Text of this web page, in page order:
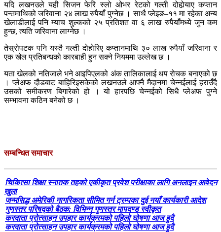
यदि लखनउले यही सिजन फेरि स्लो ओभर रेटको गल्ती दोहोर्‍याए कप्तान
पन्तमाथिको जरिवाना २४ लाख रुपैयाँ पुग्नेछ । साथै प्लेइङ–११ मा रहेका अन्य
खेलाडीलाई पनि म्याच शुल्कको २५ प्रतिशत वा ६ लाख रुपैयाँमध्ये जुन कम
हुन्छ, त्यति जरिवाना लाग्नेछ ।
तेस्रोपटक पनि यस्तै गल्ती दोहोरिए कप्तानमाथि ३० लाख रुपैयाँ जरिवाना र
एक खेल प्रतिबन्धको कारबाही हुन सक्ने नियममा उल्लेख छ ।
यता खेलको नतिजाले भने आइपिएलको अंक तालिकालाई थप रोचक बनाएको छ
। प्लेअफ दौडबाट बाहिरिइसकेको लखनउले आफ्नै मैदानमा चेन्नईलाई हराउँदै
उसको समीकरण बिगारेको हो । यो हारपछि चेन्नईको सिधै प्लेअफ पुग्ने
सम्भावना कठिन बनेको छ ।
सम्बन्धित समाचार
चिकित्सा शिक्षा स्नातक तहको एकीकृत प्रवेश परीक्षाका लागि अनलाइन आवेदन
खुला
जन्मसिद्ध अमेरिकी नागरिकता सीमित गर्न ट्रम्पका दुई नयाँ कार्यकारी आदेश
गुणस्तर परिषद्को बैठक: विभिन्न गुणस्तर मापदण्ड स्वीकृत
करदाता प्रोत्साहन उपहार कार्यक्रमको पहिलो घोषणा आज हुदै
करदाता प्रोत्साहन उपहार कार्यक्रमको पहिलो घोषणा आज हुदै